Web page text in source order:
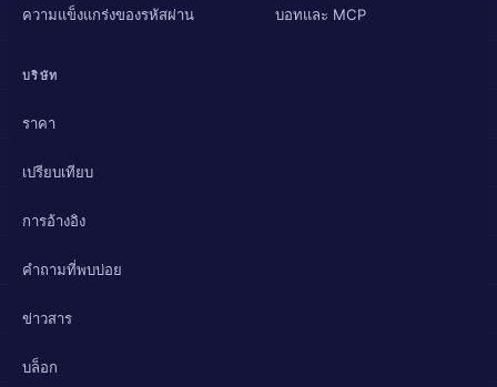
ความแข็งแกร่งของรหัสผ่าน บอทและ MCP
บริษัท
ราคา
เปรียบเทียบ
การอ้างอิง
คำถามที่พบบ่อย
ข่าวสาร
บล็อก